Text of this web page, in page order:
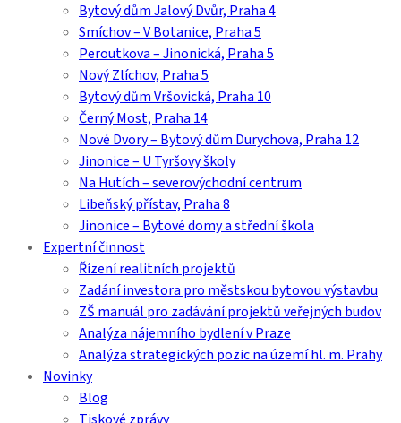
Bytový dům Jalový Dvůr, Praha 4
Smíchov – V Botanice, Praha 5
Peroutkova – Jinonická, Praha 5
Nový Zlíchov, Praha 5
Bytový dům Vršovická, Praha 10
Černý Most, Praha 14
Nové Dvory – Bytový dům Durychova, Praha 12
Jinonice – U Tyršovy školy
Na Hutích – severovýchodní centrum
Libeňský přístav, Praha 8
Jinonice – Bytové domy a střední škola
Expertní činnost
Řízení realitních projektů
Zadání investora pro městskou bytovou výstavbu
ZŠ manuál pro zadávání projektů veřejných budov
Analýza nájemního bydlení v Praze
Analýza strategických pozic na území hl. m. Prahy
Novinky
Blog